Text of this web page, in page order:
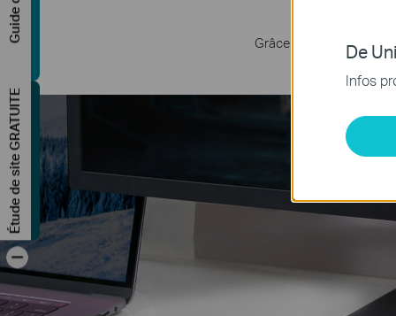
Grâce au WiFi 6 ultra-
De
Infos
Étude de site GRATUITE
-